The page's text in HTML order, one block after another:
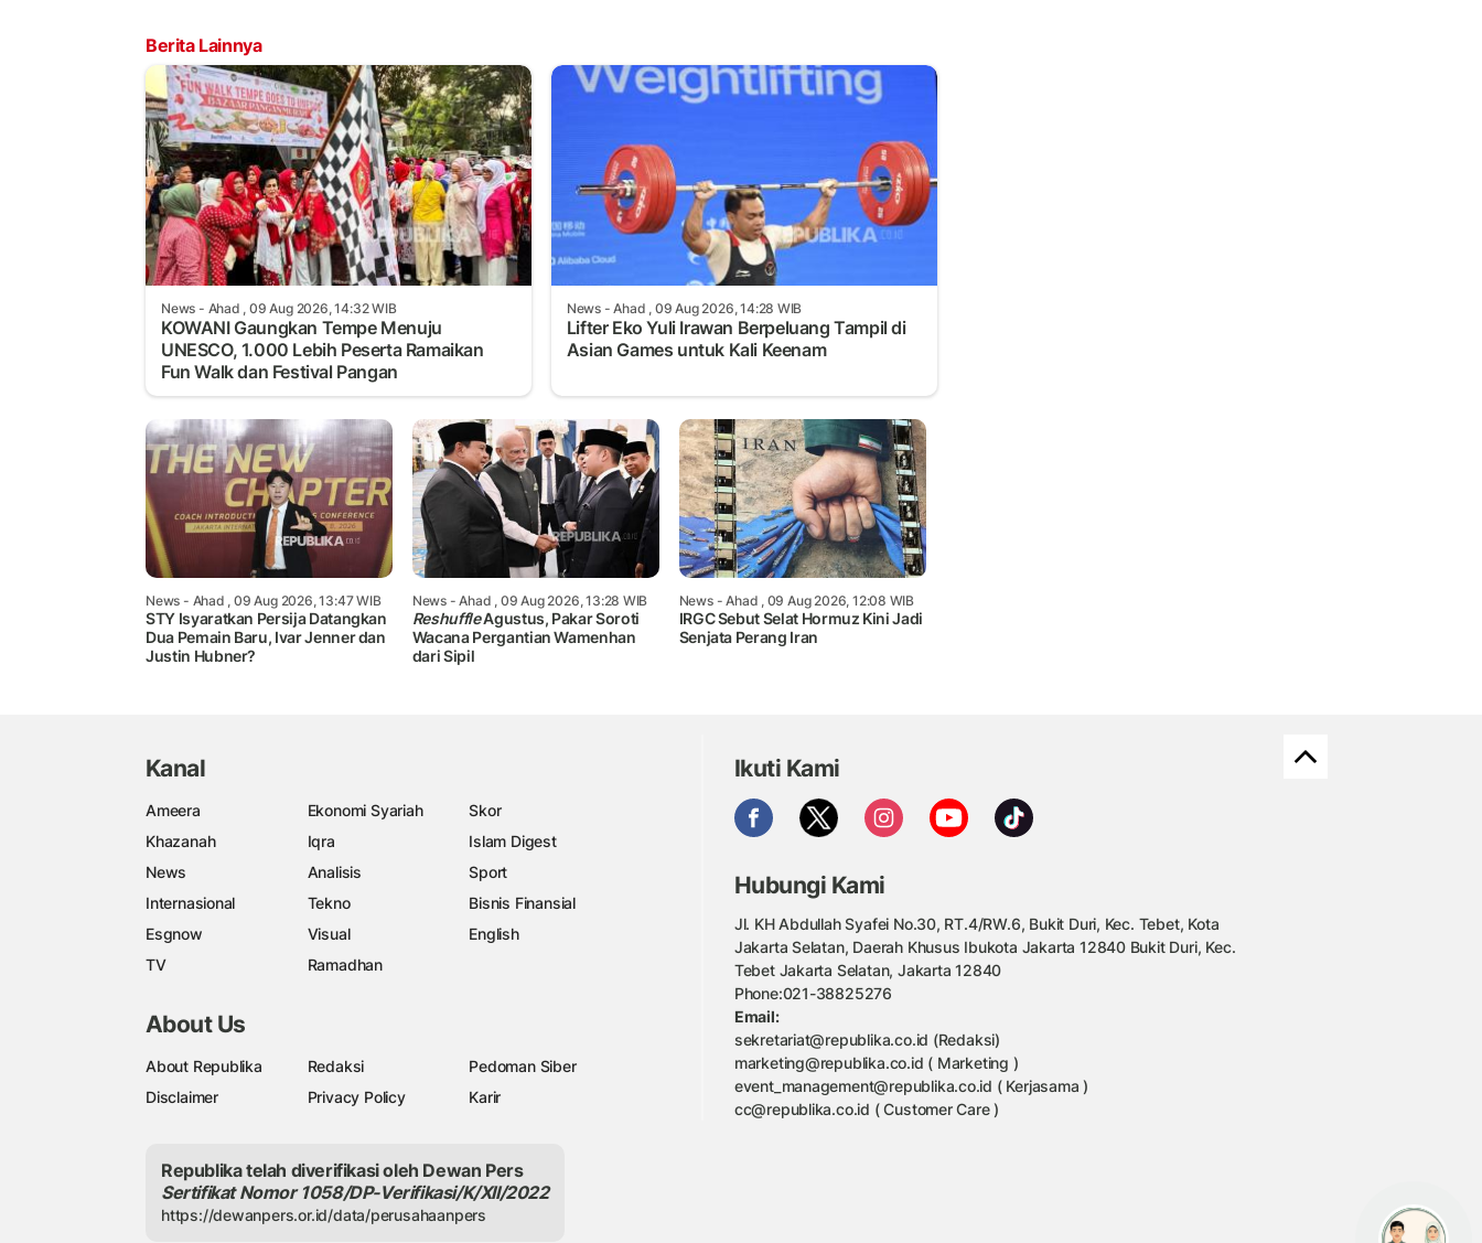
Berita Lainnya
News - Ahad , 09 Aug 2026, 14:32 WIB
KOWANI Gaungkan Tempe Menuju
UNESCO, 1.000 Lebih Peserta Ramaikan
Fun Walk dan Festival Pangan
News- Ahad , 09 Aug 2026, 14:28 WIB
Lifter Eko Yuli Irawan Berpeluang Tampil di
Asian Games untuk Kali Keenam
News - Ahad , 09 Aug 2026, 13:47 WIB
STY Isyaratkan Persija Datangkan
Dua Pemain Baru, Ivar Jenner dan
Justin Hubner?
News- Ahad , 09 Aug 2026, 13:28 WIB
ReshuffleAgustus, Pakar Soroti
Wacana Pergantian Wamenhan
dari Sipil
News- Ahad , 09 Aug 2026, 12:08 WIB
IRGC Sebut Selat Hormuz Kini Jadi
Senjata Perang Iran
Kanal
Ameera Ekonomi Syariah
Skor
Khazanah
Iqra
Islam Digest
News
Analisis
Sport
Internasional
Tekno
Bisnis Finansial
Esgnow
Visual
English
TV
Ramadhan
About Us
About Republika Redaksi
Pedoman Siber
Disclaimer
Privacy Policy Karir
Republika telah diverifikasi oleh Dewan Pers
Sertifikat Nomor 1058/DP-Verifikasi/K/XII/2022
https://dewanpers.or.id/data/perusahaanpers
Ikuti Kami
Hubungi Kami
Jl. KH Abdullah Syafei No.30, RT.4/RW.6, Bukit Duri, Kec. Tebet, Kota
Jakarta Selatan, Daerah Khusus Ibukota Jakarta 12840 Bukit Duri, Kec.
Tebet Jakarta Selatan, Jakarta 12840
Phone:021-38825276
Email:
sekretariat@republika.co.id (Redaksi)
marketing@republika.co.id ( Marketing )
event_management@republika.co.id ( Kerjasama )
cc@republika.co.id ( Customer Care )